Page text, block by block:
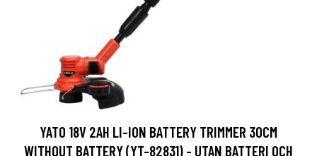
YATO 18V 2AH LI-ION BATTERY TRIMMER 30CM
WITHOUT BATTERY (YT-82831) - UTAN BATTERI OCH